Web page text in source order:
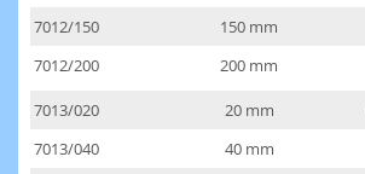
7012/150
150 mm
7012/200
200 mm
7013/020 20 mm
7013/040
40 mm